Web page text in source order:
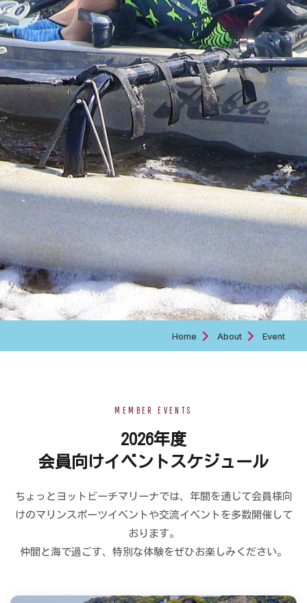
Home About Event
MEMBER EVENTS
2026年度
会員向けイベントスケジュール
ちょっとヨットビーチマリーナでは、年間を通じて会員様向
けのマリンスポーツイベントや交流イベントを多数開催して
おります。
仲間と海で過ごす、特別な体験をぜひお楽しみください。